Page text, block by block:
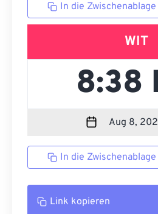
In die
WIT
In die
Link kopieren